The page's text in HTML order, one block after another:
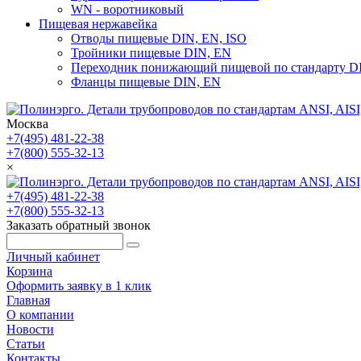
WN - воротниковый
Пищевая нержавейка
Отводы пищевые DIN, EN, ISO
Тройники пищевые DIN, EN
Переходник понижающий пищевой по стандарту
Фланцы пищевые DIN, EN
Москва
+7(495) 481-22-38
+7(800) 555-32-13
×
+7(495) 481-22-38
+7(800) 555-32-13
Заказать обратный звонок
Личный кабинет
Корзина
Оформить заявку в 1 клик
Главная
О компании
Новости
Статьи
Контакты